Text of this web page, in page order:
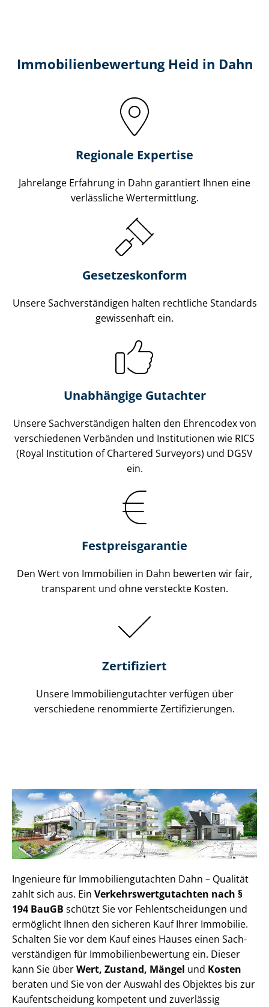
Immobilien­bewertung Heid in Dahn
Regionale Expertise
Jahrelange Erfahrung in Dahn garantiert Ihnen eine
verlässliche Wertermittlung.
Gesetzes­konform
Unsere Sach­ver­stän­di­gen halten rechtliche Standards
gewissenhaft ein.
Unabhängige Gutachter
Unsere Sach­ver­stän­di­gen halten den Ehrencodex von
verschiedenen Verbänden und Institutionen wie RICS
(Royal Institution of Chartered Surveyors) und DGSV
ein.
Festpreis​garantie
Den Wert von Immobilien in Dahn bewerten wir fair,
transparent und ohne versteckte Kosten.
Zertifiziert
Unsere Immobilien­gutachter verfügen über
verschiedene renommierte Zer­ti­fi­zie­run­gen.
Ingenieure für Im­mo­bi­li­en­gut­ach­ten Dahn – Qualität
zahlt sich aus. Ein Ver­kehrs­wert­gut­ach­ten nach §
194 BauGB schützt Sie vor Fehl­ent­schei­dun­gen und
ermöglicht Ihnen den sicheren Kauf Ihrer Immobilie.
Schalten Sie vor dem Kauf eines Hauses einen Sach­
ver­stän­di­gen für Im­mo­bi­li­en­be­wer­tung ein. Dieser
kann Sie überWert, Zustand, Mängel und Kosten
beraten und Sie von der Auswahl des Objektes bis zur
Kauf­ent­schei­dung kompetent und zuverlässig